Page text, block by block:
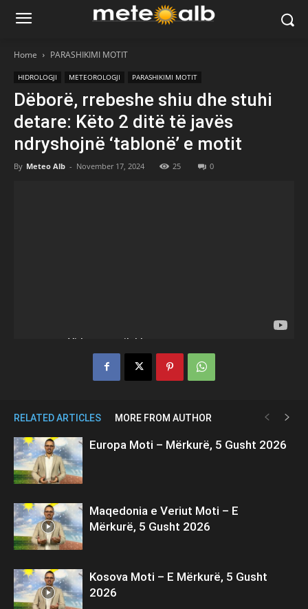
Home PARASHIKIMI MOTIT
HIDROLOGJI METEOROLOGJI PARASHIKIMI MOTIT
Dëborë, rrebeshe shiu dhe stuhi
detare: Këto 2 ditë të javës
ndryshojnë ‘tablonë’ e motit
By Meteo Alb - November 17, 2024 25 0
RELATED ARTICLES MORE FROM AUTHOR
Europa Moti – Mërkurë, 5 Gusht 2026
Maqedonia e Veriut Moti – E
Mërkurë, 5 Gusht 2026
Kosova Moti – E Mërkurë, 5 Gusht
2026